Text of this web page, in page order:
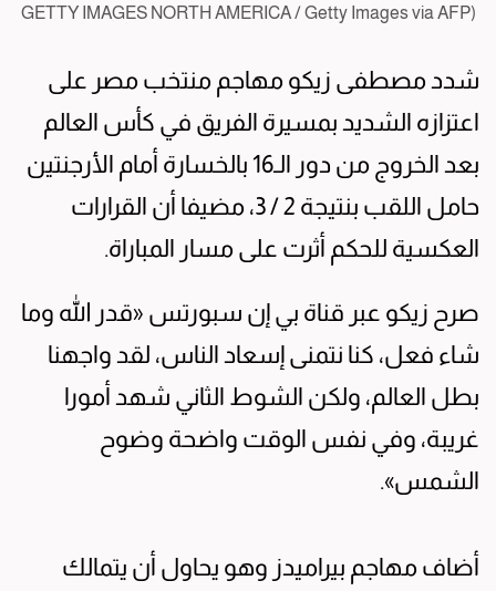
GETTY IMAGES NORTH AMERICA / Getty Images via AFP)
شدد مصطفى زيكو مهاجم منتخب مصر على
اعتزازه الشديد بمسيرة الفريق في كأس العالم
بعد الخروج من دور الـ16 بالخسارة أمام الأرجنتين
حامل اللقب بنتيجة 2 / 3، مضيفا أن القرارات
العكسية للحكم أثرت على مسار المباراة.
صرح زيكو عبر قناة بي إن سبورتس «قدر الله وما
شاء فعل، كنا نتمنى إسعاد الناس، لقد واجهنا
بطل العالم، ولكن الشوط الثاني شهد أمورا
غريبة، وفي نفس الوقت واضحة وضوح
الشمس».
أضاف مهاجم بيراميدز وهو يحاول أن يتمالك